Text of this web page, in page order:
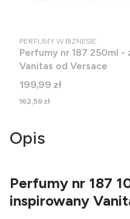
PRODUCENT
PERFUMY W BIZNESIE
Perfumy nr 187 250ml
Vanitas od Versace
Cena
199,99 zł
Cena
162,59 zł
Opis
Perfumy nr 187
inspirowany